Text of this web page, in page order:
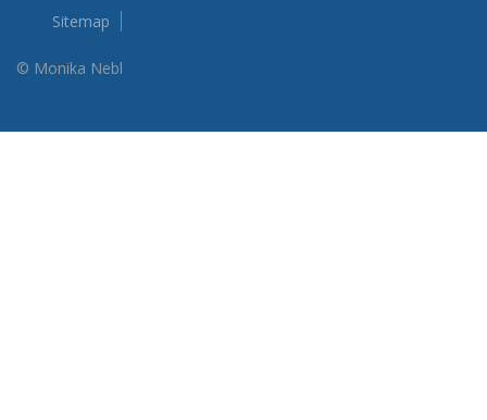
Sitemap
© Monika Nebl